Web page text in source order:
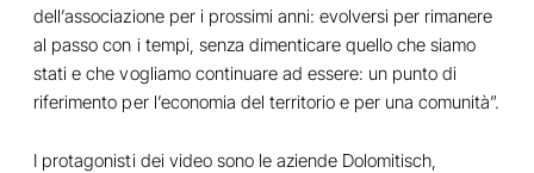
dell’associazione per i prossimi anni: evolversi per rimanere
al passo con i tempi, senza dimenticare quello che siamo
stati e che vogliamo continuare ad essere: un punto di
riferimento per l’economia del territorio e per una comunità”.
I protagonisti dei video sono le aziende Dolomitisch,